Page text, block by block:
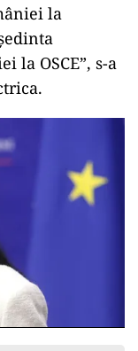
la
la OSCE”, s-a